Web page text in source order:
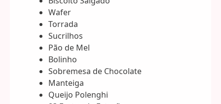
Wafer
Torrada
Sucrilhos
Pão de Mel
Bolinho
Sobremesa de Chocolate
Manteiga
Queijo Polenghi